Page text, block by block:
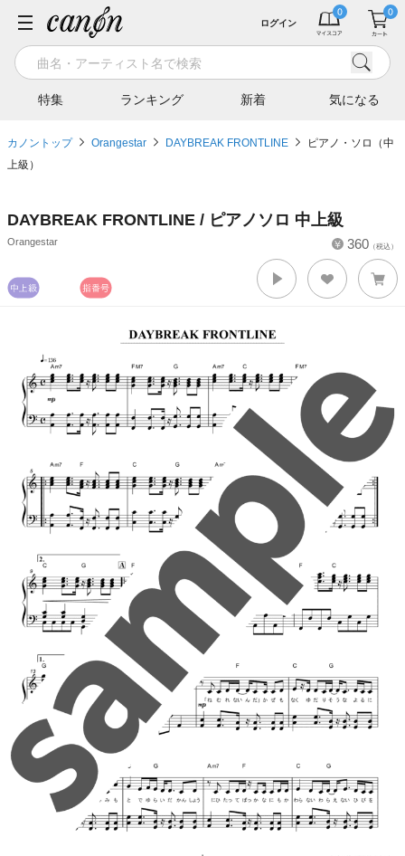
特集 ランキング 新着 気になる
ログイン
カノントップ Orangestar DAYBREAK FRONTLINE
ピアノ・ソロ（中
上級）
DAYBREAK FRONTLINE / ピアノソロ 中上級
Orangestar 360 （税込）